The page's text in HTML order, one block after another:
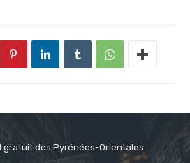
gratuit des Pyrénées-Orientales